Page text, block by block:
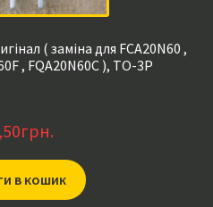
( заміна для FCA20N60 ,
, FQA20N60C ), TO-3P
грн.
в кошик